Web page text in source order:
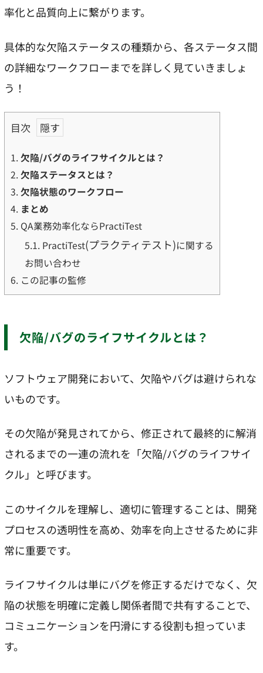
率化と品質向上に繋がります。
具体的な欠陥ステータスの種類から、各ステータス間
の詳細なワークフローまでを詳しく見ていきましょ
う！
目次
1.欠陥/バグのライフサイクルとは？
2.欠陥ステータスとは？
3.欠陥状態のワークフロー
4. まとめ
5. QA業務効率化ならPractiTest
5.1.PractiTest(プラクティテスト)に関する
お問い合わせ
6. この記事の監修
欠陥/バグのライフサイクルとは？
ソフトウェア開発において、欠陥やバグは避けられな
いものです。
その欠陥が発見されてから、修正されて最終的に解消
されるまでの一連の流れを「欠陥/バグのライフサイ
クル」と呼びます。
このサイクルを理解し、適切に管理することは、開発
プロセスの透明性を高め、効率を向上させるために非
常に重要です。
ライフサイクルは単にバグを修正するだけでなく、欠
陥の状態を明確に定義し関係者間で共有することで、
コミュニケーションを円滑にする役割も担っていま
す。